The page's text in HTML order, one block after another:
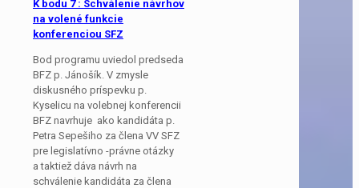
K bodu 7 : Schválenie návrhov
na volené funkcie
konferenciou SFZ
Bod programu uviedol predseda
BFZ p. Jánošík. V zmysle
diskusného príspevku p.
Kyselicu na volebnej konferencii
BFZ navrhuje ako kandidáta p.
Petra Sepešiho za člena VV SFZ
pre legislatívno -právne otázky
a taktiež dáva návrh na
schválenie kandidáta za člena